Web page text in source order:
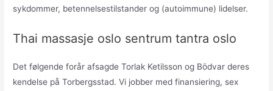
sykdommer, betennelsestilstander og (autoimmune) lidelser.
Thai massasje oslo sentrum tantra oslo
Det følgende forår afsagde Torlak Ketilsson og Bödvar deres
kendelse på Torbergsstad. Vi jobber med finansiering, sex